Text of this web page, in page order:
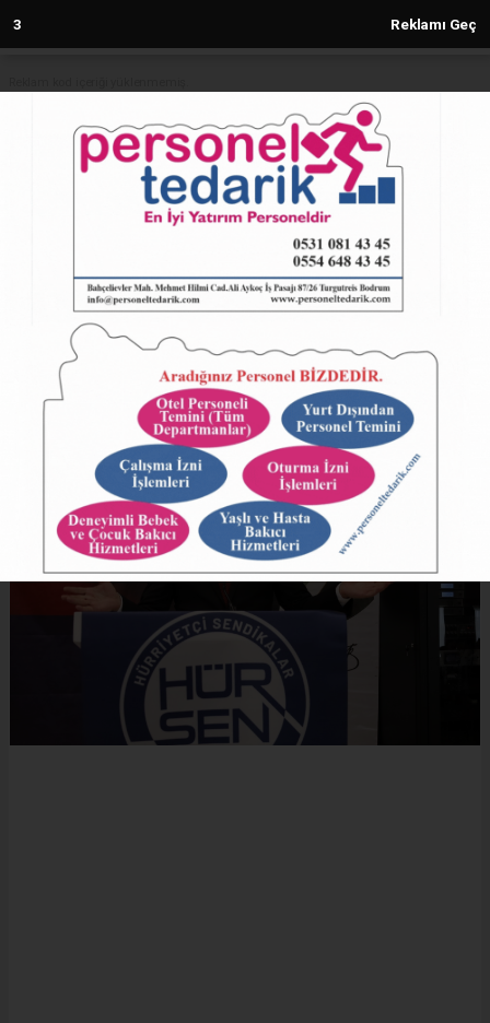
2 Reklamı Geç
Anasayfa GÜNDEM
Hürriyetçi Eğitim Sen'den memur
zammı tepkisi!
03.01.2025 - 12:18, Güncelleme: 03.01.2025 - 12:18
17852+ kez okundu.
ABONE OL